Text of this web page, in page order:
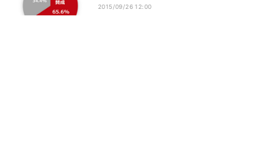
2015/09/26 12:00